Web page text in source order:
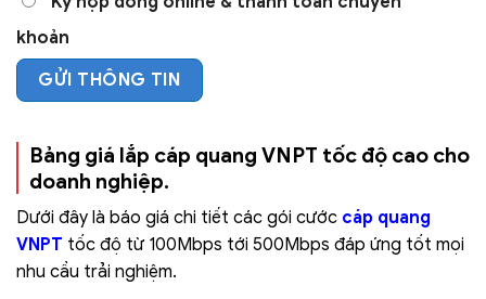
khoản
Bảng giá lắp cáp quang VNPT tốc độ cao cho
doanh nghiệp.
Dưới đây là báo giá chi tiết các gói cước cáp quang
VNPT tốc độ từ 100Mbps tới 500Mbps đáp ứng tốt mọi
nhu cầu trải nghiệm.